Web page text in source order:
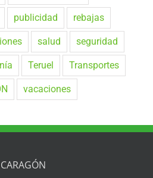
publicidad rebajas
salud seguridad
Teruel Transportes
vacaciones